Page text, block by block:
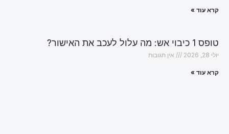
קרא עוד »
טופס 1 כיבוי אש: מה עלול לעכב את האישור?
יולי 28, 2026 אין תגובות
קרא עוד »